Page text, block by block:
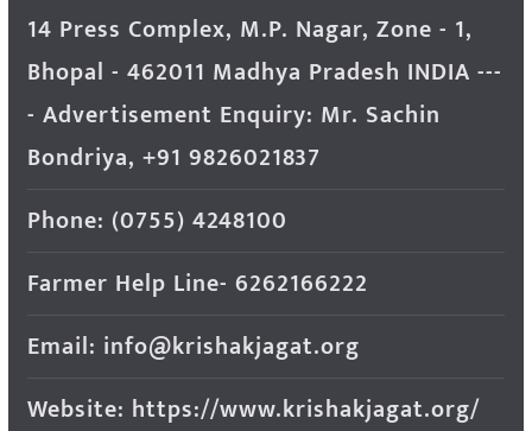
14 Press Complex, M.P. Nagar, Zone - 1,
Bhopal - 462011 Madhya Pradesh INDIA ---
- Advertisement Enquiry: Mr. Sachin
Bondriya, +91 9826021837
Phone: (0755) 4248100
Farmer Help Line- 6262166222
Email: info@krishakjagat.org
Website: https://www.krishakjagat.org/